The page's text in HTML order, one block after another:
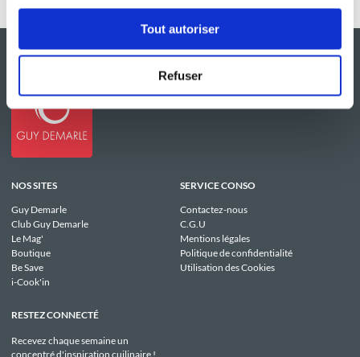
Tout autoriser
Refuser
NOS SITES
Guy Demarle
Club Guy Demarle
Le Mag'
Boutique
Be Save
i-Cook'in
SERVICE CONSO
Contactez-nous
C.G.U
Mentions légales
Politique de confidentialité
Utilisation des Cookies
RESTEZ CONNECTÉ
Recevez chaque semaine un
concentré d'inspiration cuilinaire !